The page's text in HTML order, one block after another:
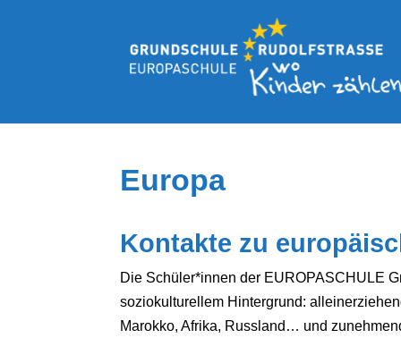
Europa
Kontakte zu
Die Schüler*innen der EUROPASCHULE
soziokulturellem Hintergrund:
Marokko, Afrika, Russland… und